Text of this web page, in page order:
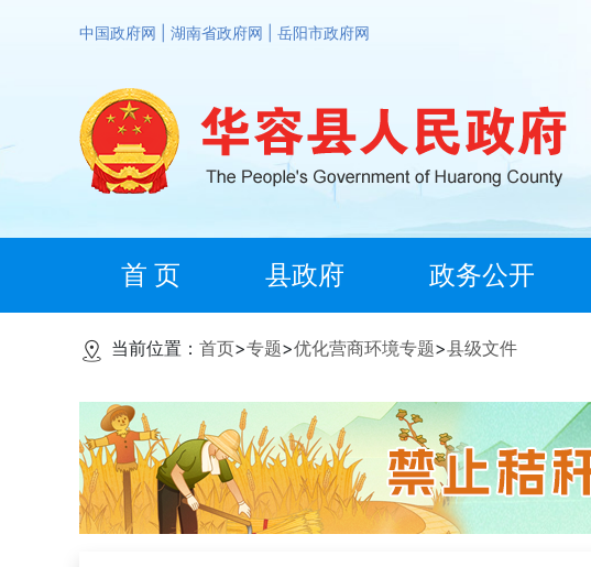
中国政府网 湖南省政府网 岳阳市政府网
首 页 县政府 政务公开
当前位置： 首页>专题>优化营商环境专题>县级文件